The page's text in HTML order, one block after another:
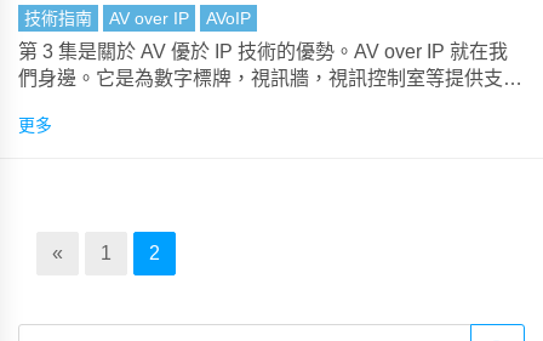
技術指南 AV over IP AVoIP
第 3 集是關於 AV 優於 IP 技術的優勢。AV over IP 就在我
們身邊。它是為數字標牌，視訊牆，視訊控制室等提供支持
錯過這個快速指南。
更多
« 1 2